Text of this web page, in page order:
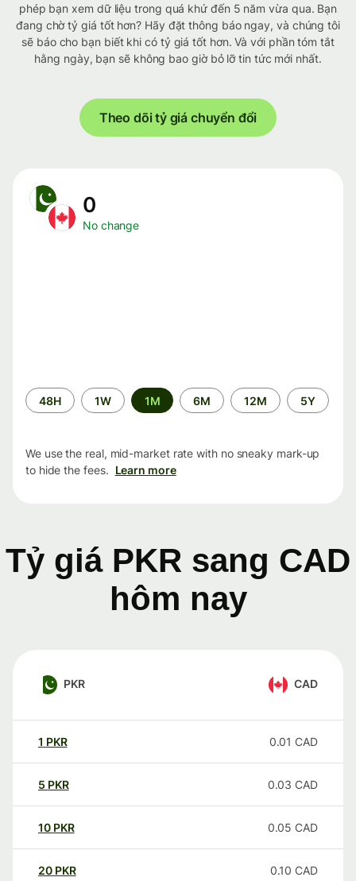
phép bạn xem dữ liệu trong quá khứ đến 5 năm vừa qua. Bạn
đang chờ tỷ giá tốt hơn? Hãy đặt thông báo ngay, và chúng tôi
sẽ báo cho bạn biết khi có tỷ giá tốt hơn. Và với phần tóm tắt
hằng ngày, bạn sẽ không bao giờ bỏ lỡ tin tức mới nhất.
Theo dõi tỷ giá chuyển đổi
0
No change
Time
period
48H 1W 1M 6M 12M 5Y
We use the real, mid-market rate with no sneaky mark-up
to hide the fees. Learn more
Tỷ giá PKR sang CAD
hôm nay
PKR CAD
1 PKR 0.01 CAD
5 PKR 0.03 CAD
10 PKR 0.05 CAD
20 PKR 0.10 CAD